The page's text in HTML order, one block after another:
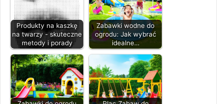
Produkty na kaszkę
na twarzy - skuteczne
metody i porady
Zabawki wodne do
ogrodu: Jak wybrać
idealne…